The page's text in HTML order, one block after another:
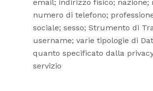
email; indirizzo fisico; nazione;
numero di telefono;
sociale; sesso; Strumento di
username; varie tipologie di
quanto specificato dalla
servizio